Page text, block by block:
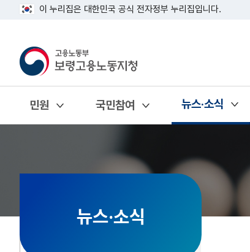
이 누리집은 대한민국 공식 전자정부 누리집입니다.
민원
열기
국민참여
열기
뉴스·소식
열기
뉴스·소식